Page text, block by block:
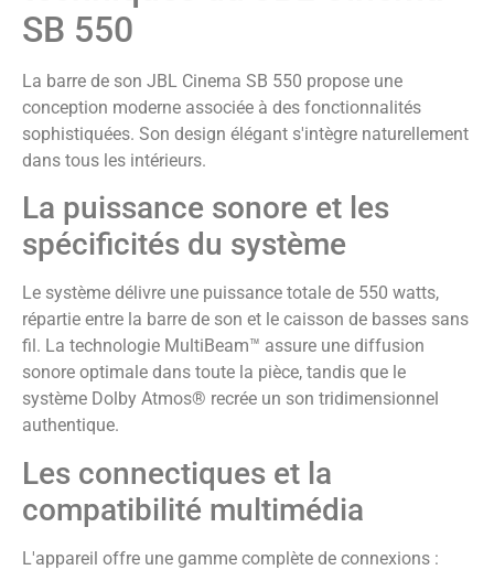
SB 550
La barre de son JBL Cinema SB 550 propose une
conception moderne associée à des fonctionnalités
sophistiquées. Son design élégant s'intègre naturellement
dans tous les intérieurs.
La puissance sonore et les
spécificités du système
Le système délivre une puissance totale de 550 watts,
répartie entre la barre de son et le caisson de basses sans
fil. La technologie MultiBeam™ assure une diffusion
sonore optimale dans toute la pièce, tandis que le
système Dolby Atmos® recrée un son tridimensionnel
authentique.
Les connectiques et la
compatibilité multimédia
L'appareil offre une gamme complète de connexions :